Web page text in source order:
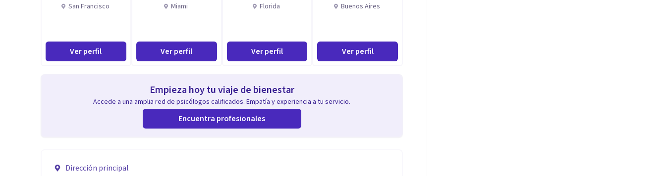
San Francisco
Ver perfil
Miami
Ver perfil
Florida
Ver perfil
Buenos Aires
Ver perfil
Empieza hoy tu viaje de bienestar
Accede a una amplia red de psicólogos calificados. Empatía y experiencia a tu servicio.
Encuentra profesionales
Dirección principal